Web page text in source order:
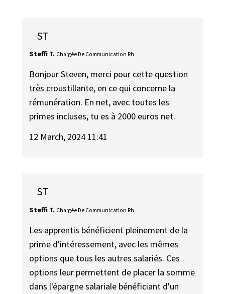
ST
Steffi T. Chargée De Communication Rh
Bonjour Steven, merci pour cette question
très croustillante, en ce qui concerne la
rémunération. En net, avec toutes les
primes incluses, tu es à 2000 euros net.
12 March, 2024 11:41
ST
Steffi T. Chargée De Communication Rh
Les apprentis bénéficient pleinement de la
prime d'intéressement, avec les mêmes
options que tous les autres salariés. Ces
options leur permettent de placer la somme
dans l'épargne salariale bénéficiant d'un